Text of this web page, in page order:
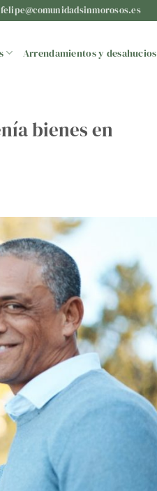
felipe@comunidadsinmorosos.es
Arrendamientos y desahucios
bienes en